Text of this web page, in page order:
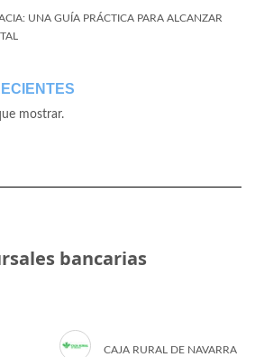
UNA GUÍA PRÁCTICA PARA ALCANZAR
mostrar.
bancarias
CAJA RURAL DE NAVARRA